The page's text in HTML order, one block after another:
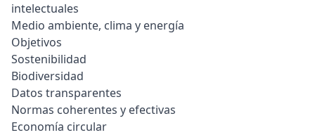
intelectuales
Medio ambiente, clima y energía
Objetivos
Sostenibilidad
Biodiversidad
Datos transparentes
Normas coherentes y efectivas
Economía circular